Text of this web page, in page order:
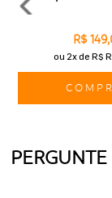
R$
ou 2xde R$